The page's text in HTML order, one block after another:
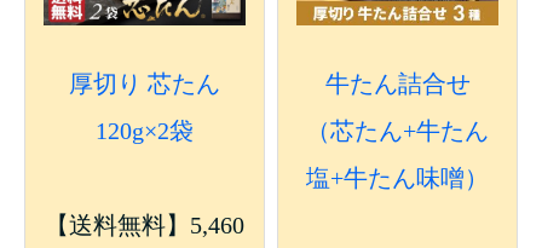
厚切り 芯たん
120g×2袋
【送料無料】5,460
牛たん詰合せ
（芯たん+牛たん
塩+牛たん味噌）